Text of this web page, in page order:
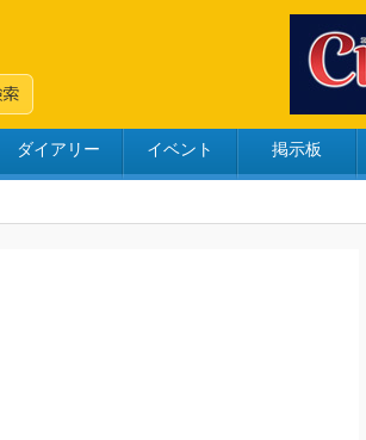
ダイアリー イベント 掲示板